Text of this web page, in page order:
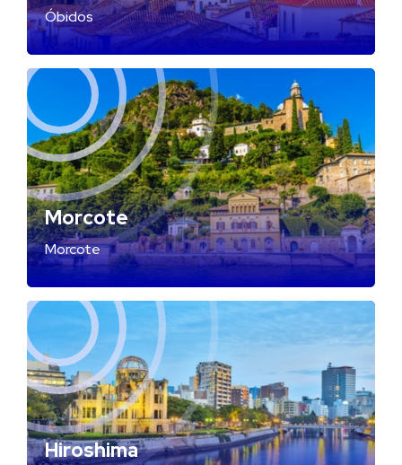
Óbidos
Morcote
Morcote
Hiroshima